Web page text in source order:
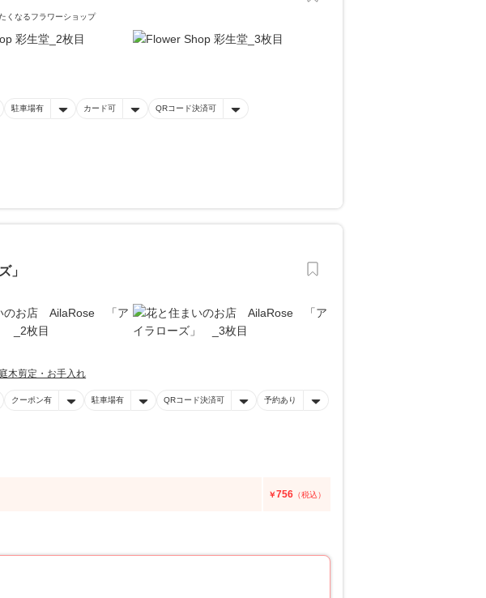
くなるフラワーショップ
駐車場有 カード可 QRコード決済可
」
庭木剪定・お手入れ
クーポン有 駐車場有 QRコード決済可 予約あり
￥756 （税込）